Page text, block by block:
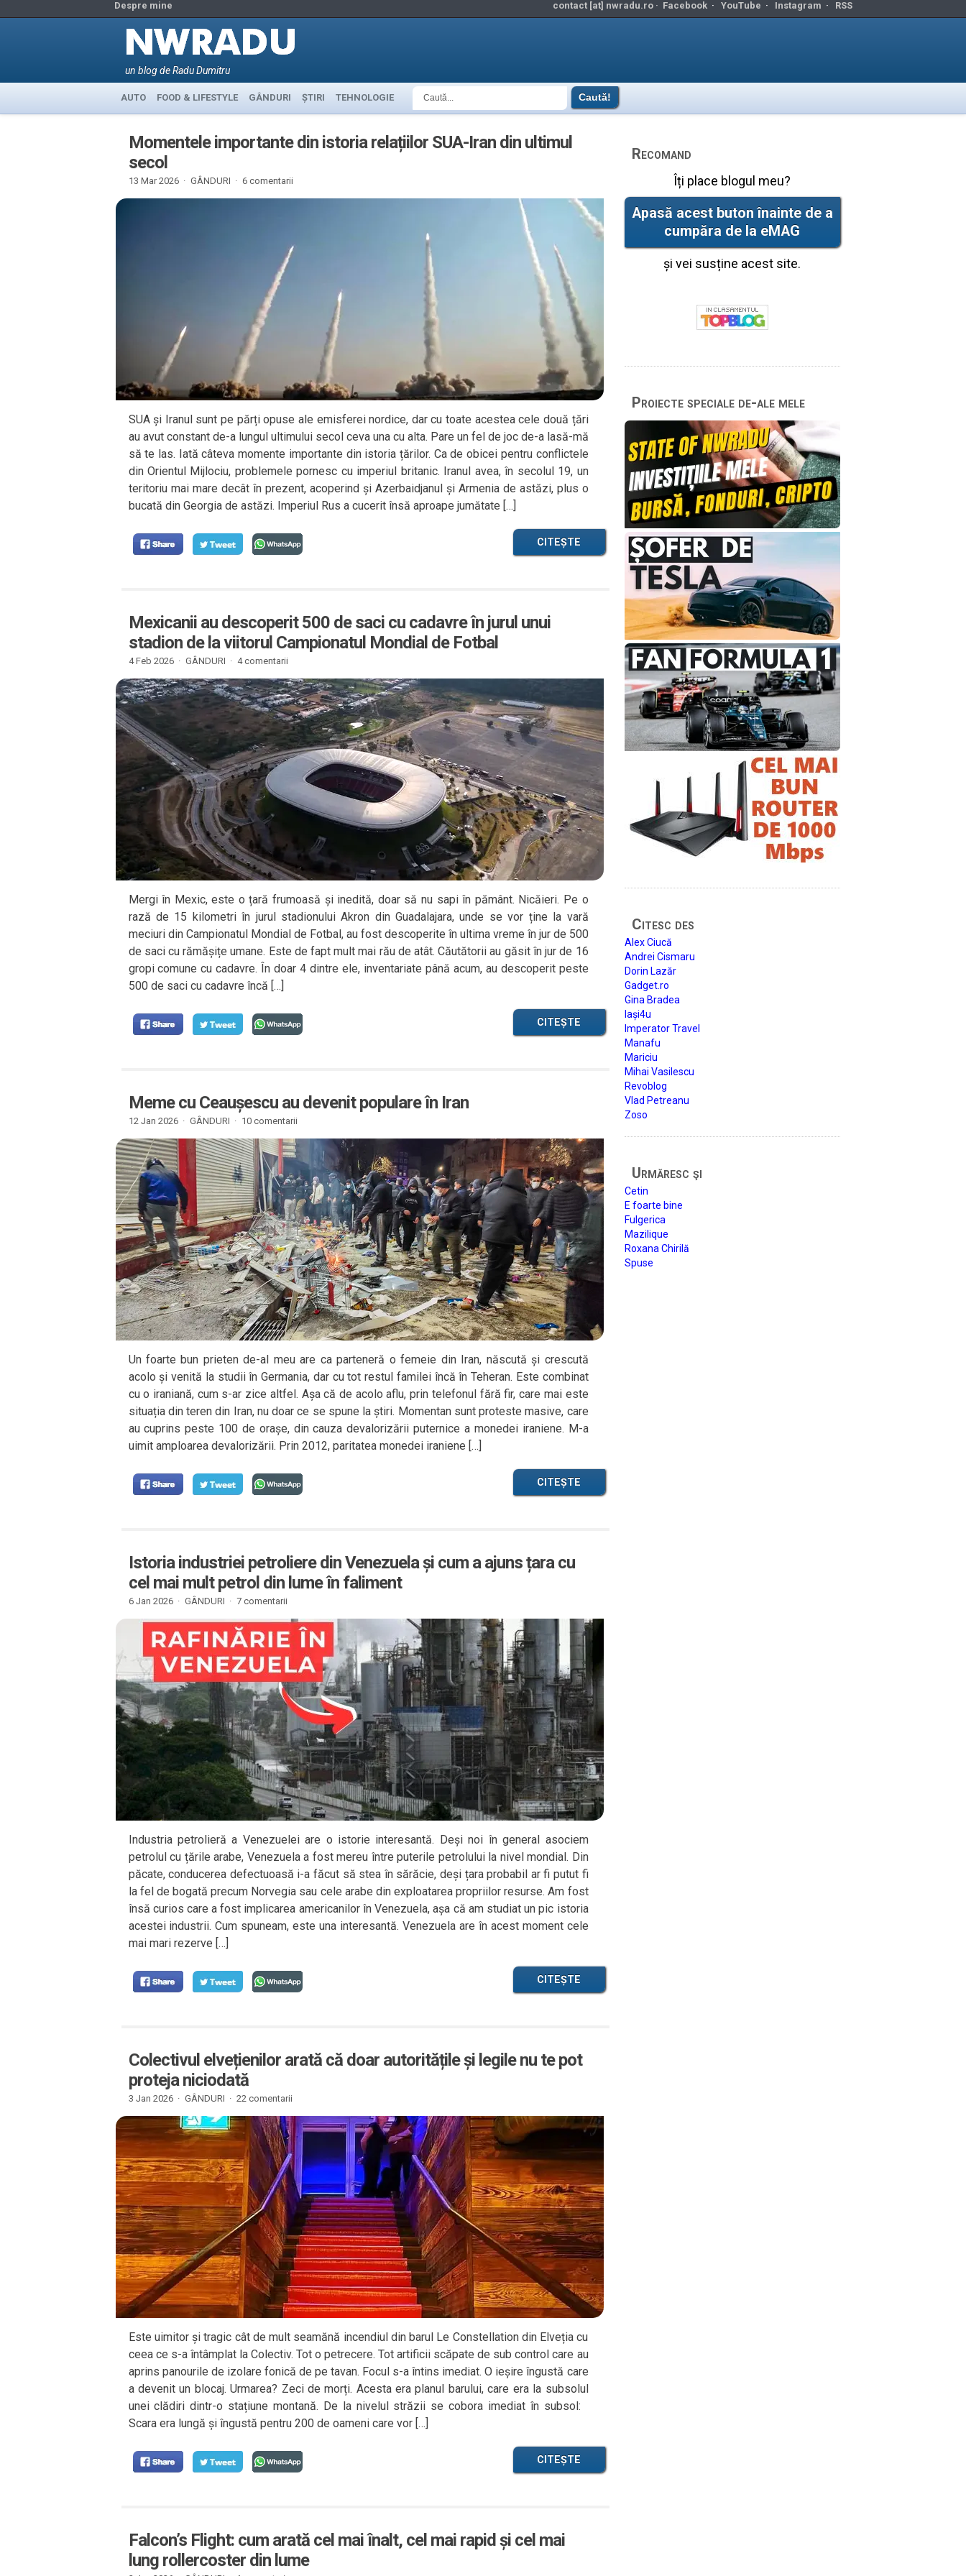
Despre mine contact [at] nwradu.ro · Facebook· YouTube · Instagram · RSS
un blog de Radu Dumitru
AUTO FOOD & LIFESTYLE GÂNDURI ȘTIRI TEHNOLOGIE
Momentele importante din istoria relațiilor SUA-Iran din ultimul
secol
13 Mar 2026 · GÂNDURI · 6 comentarii
SUA și Iranul sunt pe părți opuse ale emisferei nordice, dar cu toate acestea cele două țări
au avut constant de-a lungul ultimului secol ceva una cu alta. Pare un fel de joc de-a lasă-mă
să te las. Iată câteva momente importante din istoria țărilor. Ca de obicei pentru conflictele
din Orientul Mijlociu, problemele pornesc cu imperiul britanic. Iranul avea, în secolul 19, un
teritoriu mai mare decât în prezent, acoperind și Azerbaidjanul și Armenia de astăzi, plus o
bucată din Georgia de astăzi. Imperiul Rus a cucerit însă aproape jumătate […]
CITEȘTE
Mexicanii au descoperit 500 de saci cu cadavre în jurul unui
stadion de la viitorul Campionatul Mondial de Fotbal
4 Feb 2026 · GÂNDURI · 4 comentarii
Mergi în Mexic, este o țară frumoasă și inedită, doar să nu sapi în pământ. Nicăieri. Pe o
rază de 15 kilometri în jurul stadionului Akron din Guadalajara, unde se vor ține la vară
meciuri din Campionatul Mondial de Fotbal, au fost descoperite în ultima vreme în jur de 500
de saci cu rămășițe umane. Este de fapt mult mai rău de atât. Căutătorii au găsit în jur de 16
gropi comune cu cadavre. În doar 4 dintre ele, inventariate până acum, au descoperit peste
500 de saci cu cadavre încă […]
CITEȘTE
Meme cu Ceaușescu au devenit populare în Iran
12 Jan 2026 · GÂNDURI · 10 comentarii
Un foarte bun prieten de-al meu are ca parteneră o femeie din Iran, născută și crescută
acolo și venită la studii în Germania, dar cu tot restul familei încă în Teheran. Este combinat
cu o iraniană, cum s-ar zice altfel. Așa că de acolo aflu, prin telefonul fără fir, care mai este
situația din teren din Iran, nu doar ce se spune la știri. Momentan sunt proteste masive, care
au cuprins peste 100 de orașe, din cauza devalorizării puternice a monedei iraniene. M-a
uimit amploarea devalorizării. Prin 2012, paritatea monedei iraniene […]
CITEȘTE
Istoria industriei petroliere din Venezuela și cum a ajuns țara cu
cel mai mult petrol din lume în faliment
6 Jan 2026 · GÂNDURI · 7 comentarii
Industria petrolieră a Venezuelei are o istorie interesantă. Deși noi în general asociem
petrolul cu țările arabe, Venezuela a fost mereu între puterile petrolului la nivel mondial. Din
păcate, conducerea defectuoasă i-a făcut să stea în sărăcie, deși țara probabil ar fi putut fi
la fel de bogată precum Norvegia sau cele arabe din exploatarea propriilor resurse. Am fost
însă curios care a fost implicarea americanilor în Venezuela, așa că am studiat un pic istoria
acestei industrii. Cum spuneam, este una interesantă. Venezuela are în acest moment cele
mai mari rezerve […]
CITEȘTE
Colectivul elvețienilor arată că doar autoritățile și legile nu te pot
proteja niciodată
3 Jan 2026 · GÂNDURI · 22 comentarii
Este uimitor și tragic cât de mult seamănă incendiul din barul Le Constellation din Elveția cu
ceea ce s-a întâmplat la Colectiv. Tot o petrecere. Tot artificii scăpate de sub control care au
aprins panourile de izolare fonică de pe tavan. Focul s-a întins imediat. O ieșire îngustă care
a devenit un blocaj. Urmarea? Zeci de morți. Acesta era planul barului, care era la subsolul
unei clădiri dintr-o stațiune montană. De la nivelul străzii se cobora imediat în subsol:
Scara era lungă și îngustă pentru 200 de oameni care vor […]
CITEȘTE
Falcon’s Flight: cum arată cel mai înalt, cel mai rapid și cel mai
lung rollercoster din lume
Recomand
Îți place blogul meu?
Apasă acest buton înainte de a
cumpăra de la eMAG
și vei susține acest site.
Proiecte speciale de-ale mele
Citesc des
Alex Ciucă
Andrei Cismaru
Dorin Lazăr
Gadget.ro
Gina Bradea
Iași4u
Imperator Travel
Manafu
Mariciu
Mihai Vasilescu
Revoblog
Vlad Petreanu
Zoso
Urmăresc şi
Cetin
E foarte bine
Fulgerica
Mazilique
Roxana Chirilă
Spuse